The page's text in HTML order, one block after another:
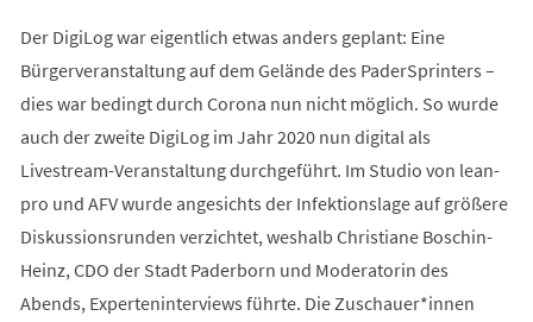
Der DigiLog war eigentlich etwas anders geplant: Eine
Bürgerveranstaltung auf dem Gelände des PaderSprinters –
dies war bedingt durch Corona nun nicht möglich. So wurde
auch der zweite DigiLog im Jahr 2020 nun digital als
Livestream-Veranstaltung durchgeführt. Im Studio von lean-
pro und AFV wurde angesichts der Infektionslage auf größere
Diskussionsrunden verzichtet, weshalb Christiane Boschin-
Heinz, CDO der Stadt Paderborn und Moderatorin des
Abends, Experteninterviews führte. Die Zuschauer*innen